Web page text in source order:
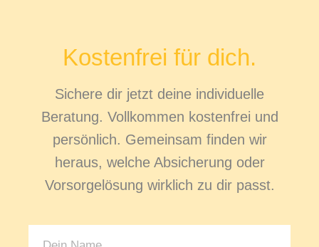
Kostenfrei für dich.
Sichere dir jetzt deine individuelle
Beratung. Vollkommen kostenfrei und
persönlich. Gemeinsam finden wir
heraus, welche Absicherung oder
Vorsorgelösung wirklich zu dir passt.